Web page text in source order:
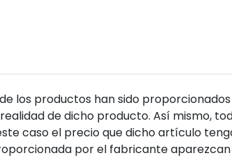
los productos han sido
de dicho producto. Así mismo,
caso el precio que dicho artículo
por el fabricante